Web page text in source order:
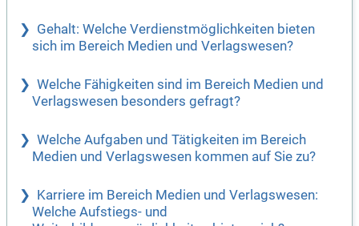
Gehalt: Welche Verdienstmöglichkeiten bieten
sich im Bereich Medien und Verlagswesen?
Welche Fähigkeiten sind im Bereich Medien und
Verlagswesen besonders gefragt?
Welche Aufgaben und Tätigkeiten im Bereich
Medien und Verlagswesen kommen auf Sie zu?
Karriere im Bereich Medien und Verlagswesen:
Welche Aufstiegs- und